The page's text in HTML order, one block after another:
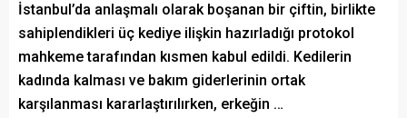
İstanbul’da anlaşmalı olarak boşanan bir çiftin, birlikte
sahiplendikleri üç kediye ilişkin hazırladığı protokol
mahkeme tarafından kısmen kabul edildi. Kedilerin
kadında kalması ve bakım giderlerinin ortak
karşılanması kararlaştırılırken, erkeğin …